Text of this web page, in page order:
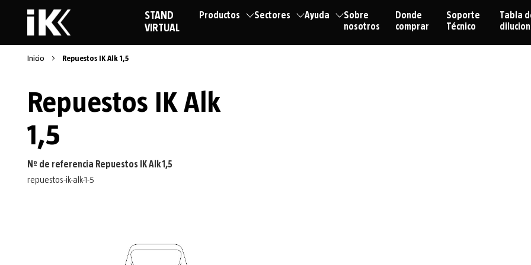
STAND
VIRTUAL
Productos Sectores Ayuda
Sobre
nosotros
Donde
comprar
Soporte
Técnico
Tabla
Inicio Repuestos IK Alk 1,5
Repuestos IK Alk
1,5
Nº de referencia Repuestos IK Alk 1,5
repuestos-ik-alk-1-5